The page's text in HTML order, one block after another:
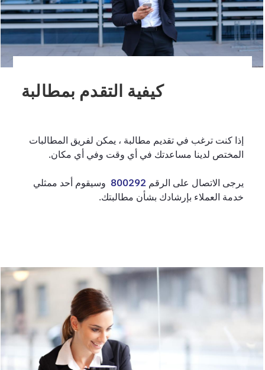
كيفية التقدم بمطالبة
إذا كنت ترغب في تقديم مطالبة ، يمكن لفريق المطالبات
المختص لدينا مساعدتك في أي وقت وفي أي مكان.
يرجى الاتصال على الرقم 800292وسيقوم أحد ممثلي
خدمة العملاء بإرشادك بشأن مطالبتك.